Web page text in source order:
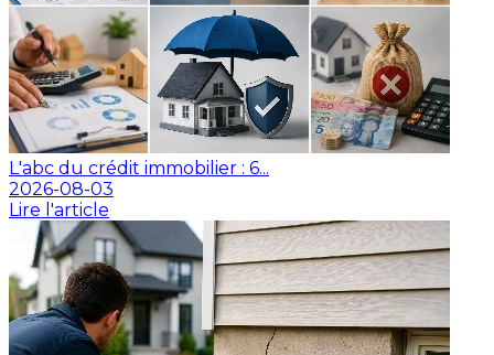
L'abc du crédit immobilier : 6...
2026-08-03
Lire l'article